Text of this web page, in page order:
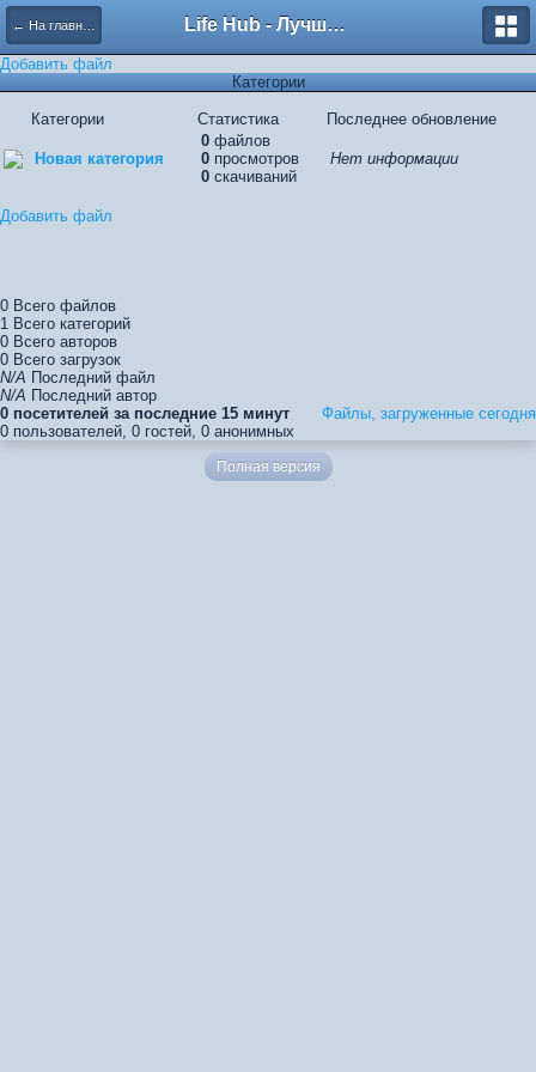
← На главную Life Hub - Лучшие компьютерные игры мира
Добавить файл
Категории
Категории Статистика Последнее обновление
Новая категория
0 файлов
0 просмотров
0 скачиваний
Нет информации
Добавить файл
0 Всего файлов
1 Всего категорий
0 Всего авторов
0 Всего загрузок
N/A Последний файл
N/A Последний автор
Файлы, загруженные сегодня
0 посетителей за последние 15 минут
0 пользователей, 0 гостей, 0 анонимных
Полная версия